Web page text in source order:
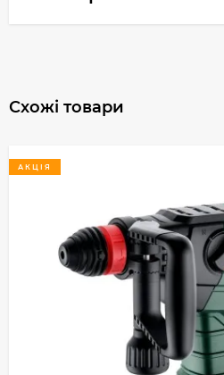
Схожі товари
АКЦІЯ